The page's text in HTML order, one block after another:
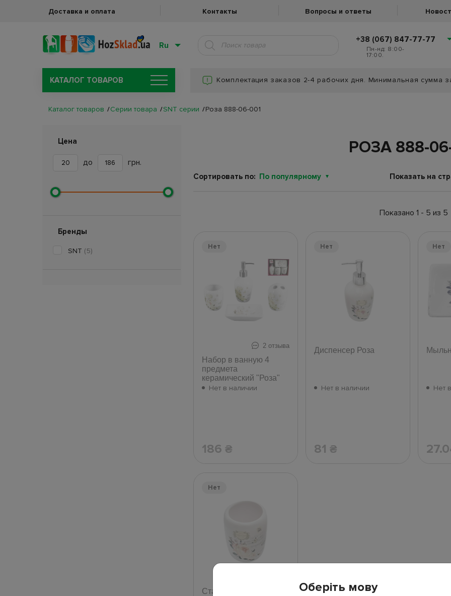
Доставка и оплата Контакты Вопросы и ответы
Ru
+38 (067) 847-77-77
Пн-нд: 8:00-
17:00.
КАТАЛОГ ТОВАРОВ Комплектация заказов 2-4 рабочих дня. Минимальная сумма
Каталог товаров Серии товара SNT серии Роза 888-06-001
Цена
до грн.
Бренды
SNT (5)
РОЗА 888-
Сортировать по: По популярному Показать на
Показано 1 - 5 из 5
Нет
2 отзыва
Набор в ванную 4
предмета
керамический "Роза"
Нет в наличии
186 ₴
Нет
Диспенсер Роза
Нет в наличии
81 ₴
Нет
Нет
Нет
Стакан Роза Оберіть мову